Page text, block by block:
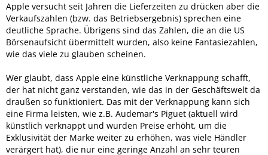
Apple versucht seit Jahren die Lieferzeiten zu drücken aber die
Verkaufszahlen (bzw. das Betriebsergebnis) sprechen eine
deutliche Sprache. Übrigens sind das Zahlen, die an die US
Börsenaufsicht übermittelt wurden, also keine Fantasiezahlen,
wie das viele zu glauben scheinen.
Wer glaubt, dass Apple eine künstliche Verknappung schafft,
der hat nicht ganz verstanden, wie das in der Geschäftswelt da
draußen so funktioniert. Das mit der Verknappung kann sich
eine Firma leisten, wie z.B. Audemar's Piguet (aktuell wird
künstlich verknappt und wurden Preise erhöht, um die
Exklusivität der Marke weiter zu erhöhen, was viele Händler
verärgert hat), die nur eine geringe Anzahl an sehr teuren